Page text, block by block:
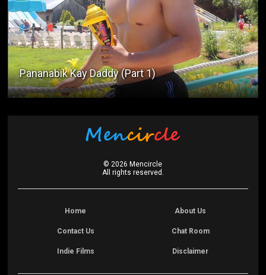
Pananabik Kay Daddy (Part 1)
©2026 Mencircle
All rights reserved.
Home About Us
Contact Us Chat Room
Indie Films Disclaimer